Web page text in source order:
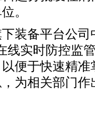
。
装备平台公
线实时防控监
便于快速精
为相关部门